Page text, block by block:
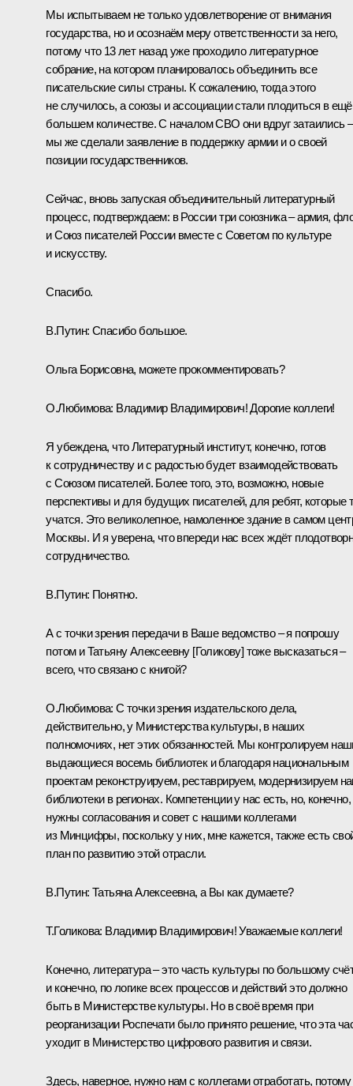
Мы испытываем не только удовлетворение от внимания
государства, но и осознаём меру ответственности за него,
потому что 13 лет назад уже проходило литературное
собрание, на котором планировалось объединить все
писательские силы страны. К сожалению, тогда этого
не случилось, а союзы и ассоциации стали плодиться в ещё
большем количестве. С началом СВО они вдруг затаились –
мы же сделали заявление в поддержку армии и о своей
позиции государственников.
Сейчас, вновь запуская объединительный литературный
процесс, подтверждаем: в России три союзника – армия,
и Союз писателей России вместе с Советом по культуре
и искусству.
Спасибо.
В.Путин: Спасибо большое.
Ольга Борисовна, можете прокомментировать?
О.Любимова: Владимир Владимирович! Дорогие коллеги!
Я убеждена, что Литературный институт, конечно, готов
к сотрудничеству и с радостью будет взаимодействовать
с Союзом писателей. Более того, это, возможно, новые
перспективы и для будущих писателей, для ребят, которые
учатся. Это великолепное, намоленное здание в самом
Москвы. И я уверена, что впереди нас всех ждёт
сотрудничество.
В.Путин: Понятно.
А с точки зрения передачи в Ваше ведомство – я попрошу
потом и Татьяну Алексеевну [Голикову] тоже высказаться –
всего, что связано с книгой?
О.Любимова:С точки зрения издательского дела,
действительно, у Министерства культуры, в наших
полномочиях, нет этих обязанностей. Мы контролируем
выдающиеся восемь библиотек и благодаря национальным
проектам реконструируем, реставрируем, модернизируем
библиотеки в регионах. Компетенции у нас есть, но, конечно,
нужны согласования и совет с нашими коллегами
из Минцифры, поскольку у них, мне кажется, также есть
план по развитию этой отрасли.
В.Путин: Татьяна Алексеевна, а Вы как думаете?
Т.Голикова: Владимир Владимирович! Уважаемые коллеги!
Конечно, литература – это часть культуры по большому
и конечно, по логике всех процессов и действий это должно
быть в Министерстве культуры. Но в своё время при
реорганизации Роспечати было принято решение, что эта
уходит в Министерство цифрового развития и связи.
Здесь, наверное, нужно нам с коллегами отработать, потому